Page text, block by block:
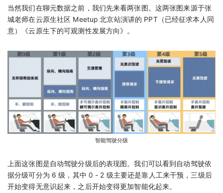
当然我们在聊元数据之前，我们先来看两张图。这两张图来源于张
城老师在云原生社区 Meetup 北京站演讲的 PPT（已经征求本人同
意）《云原生下的可观测性发展方向》。
智能驾驶分级
上面这张图是自动驾驶分级后的表现图。我们可以看到自动驾驶依
据分级可分为 6 级，其中 0 - 2 级主要还是靠人工来干预，三级后
开始变得无意识起来，之后开始变得更加智能化起来。